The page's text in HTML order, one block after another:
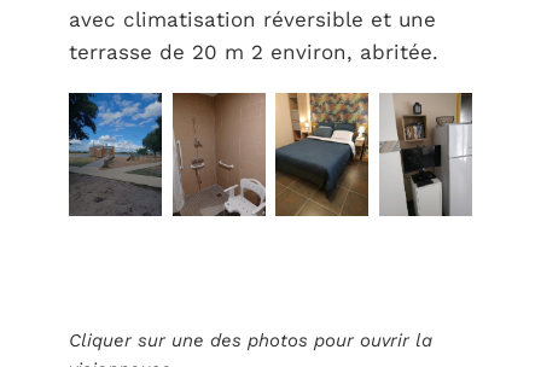
avec climatisation réversible et une
terrasse de 20 m 2 environ, abritée.
Cliquer sur une des photos pour ouvrir la